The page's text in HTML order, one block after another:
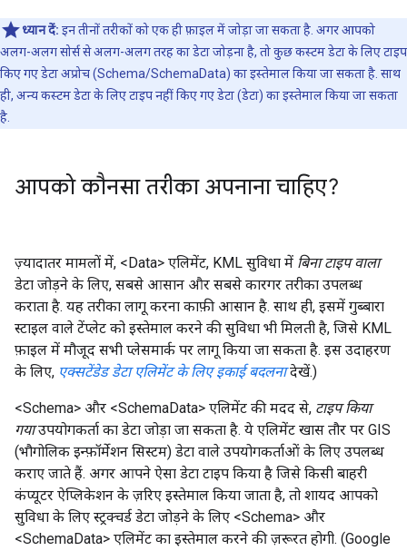
ध्यान दें: इन तीनों तरीकों को एक ही फ़ाइल में जोड़ा जा सकता है. अगर आपको
अलग-अलग सोर्स से अलग-अलग तरह का डेटा जोड़ना है, तो कुछ कस्टम डेटा के लिए टाइप
किए गए डेटा अप्रोच (Schema/SchemaData) का इस्तेमाल किया जा सकता है. साथ
ही, अन्य कस्टम डेटा के लिए टाइप नहीं किए गए डेटा (डेटा) का इस्तेमाल किया जा सकता
है.
आपको कौनसा तरीका अपनाना चाहिए?
ज़्यादातर मामलों में, <Data> एलिमेंट, KML सुविधा में बिना टाइप वाला
डेटा जोड़ने के लिए, सबसे आसान और सबसे कारगर तरीका उपलब्ध
कराता है. यह तरीका लागू करना काफ़ी आसान है. साथ ही, इसमें गुब्बारा
स्टाइल वाले टेंप्लेट को इस्तेमाल करने की सुविधा भी मिलती है, जिसे KML
फ़ाइल में मौजूद सभी प्लेसमार्क पर लागू किया जा सकता है. इस उदाहरण
के लिए, एक्सटेंडेड डेटा एलिमेंट के लिए इकाई बदलनादेखें.)
<Schema> और <SchemaData> एलिमेंट की मदद से, टाइप किया
गयाउपयोगकर्ता का डेटा जोड़ा जा सकता है. ये एलिमेंट खास तौर पर GIS
(भौगोलिक इन्फ़ॉर्मेशन सिस्टम) डेटा वाले उपयोगकर्ताओं के लिए उपलब्ध
कराए जाते हैं. अगर आपने ऐसा डेटा टाइप किया है जिसे किसी बाहरी
कंप्यूटर ऐप्लिकेशन के ज़रिए इस्तेमाल किया जाता है, तो शायद आपको
सुविधा के लिए स्ट्रक्चर्ड डेटा जोड़ने के लिए <Schema> और
<SchemaData> एलिमेंट का इस्तेमाल करने की ज़रूरत होगी. (Google